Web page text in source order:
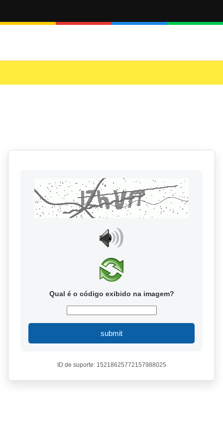
Qual é o código exibido na imagem?
submit
ID de suporte: 15218625772157988025